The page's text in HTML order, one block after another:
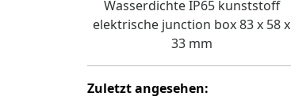
Wasserdichte IP65 kunststoff
elektrische junction box 83 x 58 x
33 mm
Zuletzt angesehen: